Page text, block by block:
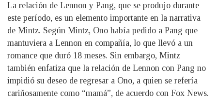
La relación de Lennon y Pang, que se produjo durante
este período, es un elemento importante en la narrativa
de Mintz. Según Mintz, Ono había pedido a Pang que
mantuviera a Lennon en compañía, lo que llevó a un
romance que duró 18 meses. Sin embargo, Mintz
también enfatiza que la relación de Lennon con Pang no
impidió su deseo de regresar a Ono, a quien se refería
cariñosamente como “mamá”, de acuerdo con Fox News.